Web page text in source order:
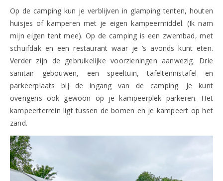
Op de camping kun je verblijven in glamping tenten, houten
huisjes of kamperen met je eigen kampeermiddel. (Ik nam
mijn eigen tent mee). Op de camping is een zwembad, met
schuifdak en een restaurant waar je ’s avonds kunt eten.
Verder zijn de gebruikelijke voorzieningen aanwezig. Drie
sanitair gebouwen, een speeltuin, tafeltennistafel en
parkeerplaats bij de ingang van de camping. Je kunt
overigens ook gewoon op je kampeerplek parkeren. Het
kampeerterrein ligt tussen de bomen en je kampeert op het
zand.